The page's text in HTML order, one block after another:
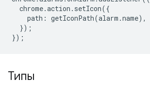
chrome.action . setIcon({
path : getIconPath(alarm .name),
});
});
Типы